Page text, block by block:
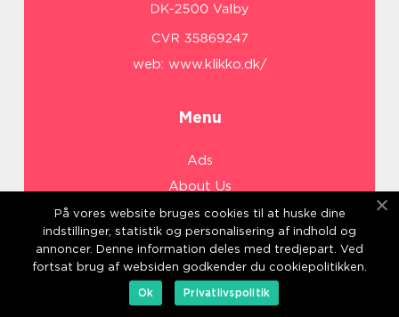
web: www.klikko.dk/
Menu
Ads
About Us
Cookies
Contact
Sitemap
På vores website bruges cookies til at huske dine
indstillinger, statistik og personalisering af indhold og
annoncer. Denne information deles med tredjepart. Ved
fortsat brug af websiden godkender du cookiepolitikken.
Ok
Privatlivspolitik